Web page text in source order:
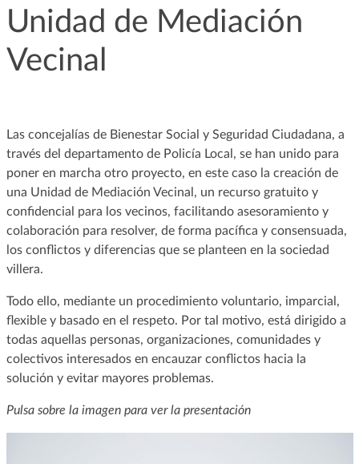
Unidad de Mediación
Vecinal
Las concejalías de Bienestar Social y Seguridad Ciudadana, a
través del departamento de Policía Local, se han unido para
poner en marcha otro proyecto, en este caso la creación de
una Unidad de Mediación Vecinal, un recurso gratuito y
confidencial para los vecinos, facilitando asesoramiento y
colaboración para resolver, de forma pacífica y consensuada,
los conflictos y diferencias que se planteen en la sociedad
villera.
Todo ello, mediante un procedimiento voluntario, imparcial,
flexible y basado en el respeto. Por tal motivo, está dirigido a
todas aquellas personas, organizaciones, comunidades y
colectivos interesados en encauzar conflictos hacia la
solución y evitar mayores problemas.
Pulsa sobre la imagen para ver la presentación